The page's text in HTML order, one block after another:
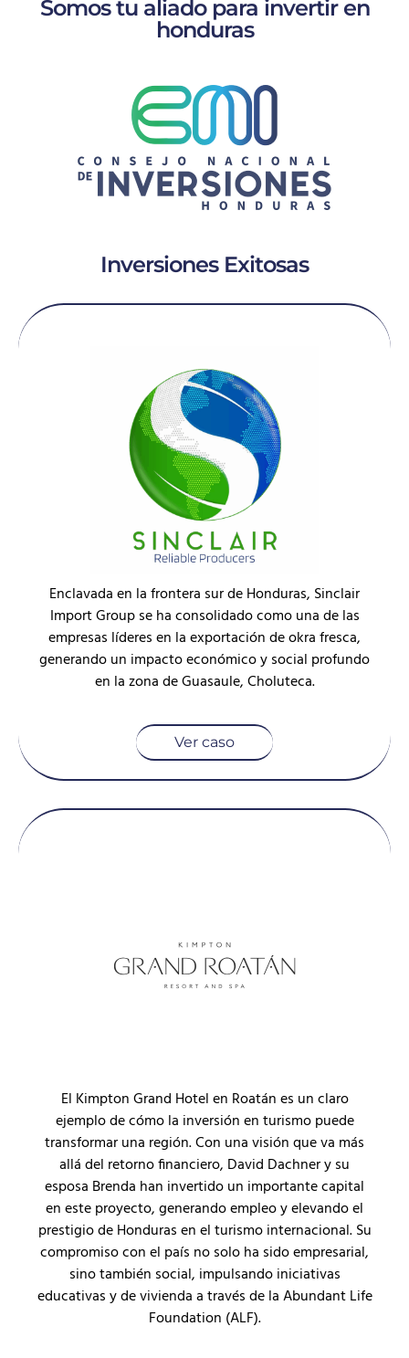
Somos tu aliado para invertir en
honduras
Inversiones Exitosas
Enclavada en la frontera sur de Honduras, Sinclair
Import Group se ha consolidado como una de las
empresas líderes en la exportación de okra fresca,
generando un impacto económico y social profundo
en la zona de Guasaule, Choluteca.
Ver caso
El Kimpton Grand Hotel en Roatán es un claro
ejemplo de cómo la inversión en turismo puede
transformar una región. Con una visión que va más
allá del retorno financiero, David Dachner y su
esposa Brenda han invertido un importante capital
en este proyecto, generando empleo y elevando el
prestigio de Honduras en el turismo internacional. Su
compromiso con el país no solo ha sido empresarial,
sino también social, impulsando iniciativas
educativas y de vivienda a través de la Abundant Life
Foundation (ALF).